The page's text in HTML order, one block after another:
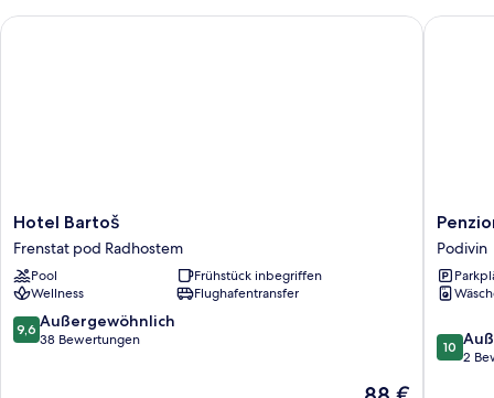
Hotel
Bartoš
Frenstat
pod
Radhostem
Hotel Bartoš
Frenstat pod Radhostem
Pool
Frühstück inbegriffen
Wellness
Flughafentransfer
9.6
von
9,6 Außergewöhnlich
38 Bewertungen
Der
Hotel Bartoš
Penzion
Posada
Podivín
Podivin
Podivin
10.0
von
10
2
Penzion